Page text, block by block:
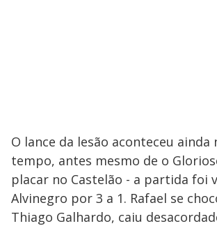
O lance da lesão aconteceu
tempo, antes mesmo de o
placar no Castelão - a partida foi
Alvinegro por 3 a 1. Rafael se
Thiago Galhardo, caiu